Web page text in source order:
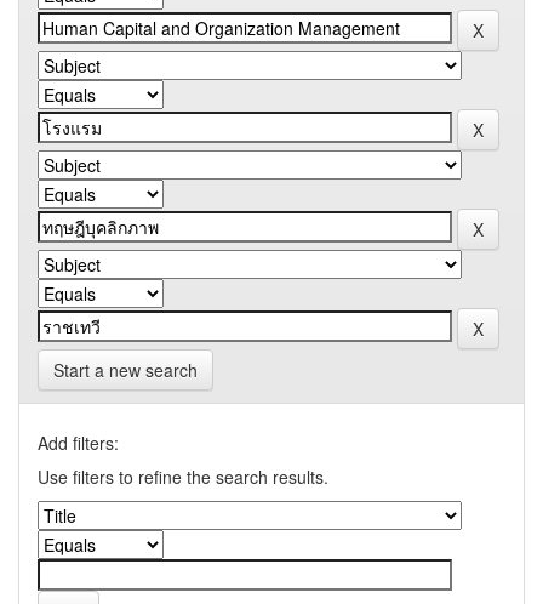
Start a new search
Add filters:
Use filters to refine the search results.